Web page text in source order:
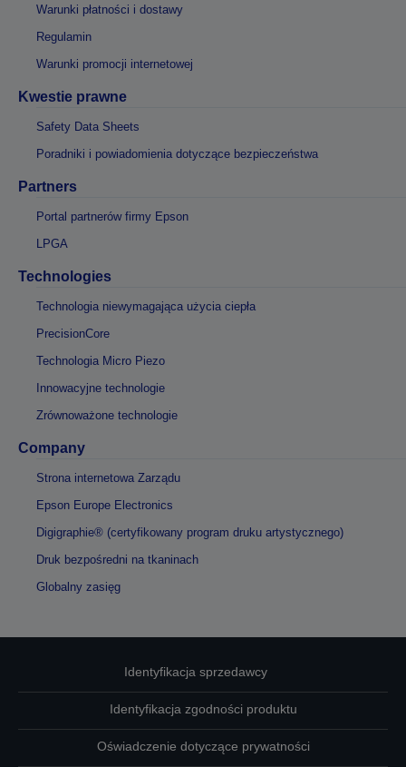
Warunki płatności i dostawy
Regulamin
Warunki promocji internetowej
Kwestie prawne
Safety Data Sheets
Poradniki i powiadomienia dotyczące bezpieczeństwa
Partners
Portal partnerów firmy Epson
LPGA
Technologies
Technologia niewymagająca użycia ciepła
PrecisionCore
Technologia Micro Piezo
Innowacyjne technologie
Zrównoważone technologie
Company
Strona internetowa Zarządu
Epson Europe Electronics
Digigraphie® (certyfikowany program druku artystycznego)
Druk bezpośredni na tkaninach
Globalny zasięg
Identyfikacja sprzedawcy
Identyfikacja zgodności produktu
Oświadczenie dotyczące prywatności